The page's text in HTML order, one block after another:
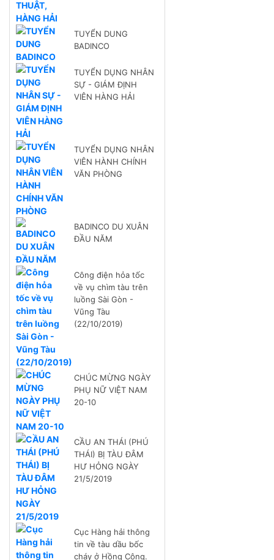
TUYỂN DUNG
BADINCO
TUYỂN DỤNG NHÂN
SỰ - GIÁM ĐỊNH
VIÊN HÀNG HẢI
TUYỂN DỤNG NHÂN
VIÊN HÀNH CHÍNH
VĂN PHÒNG
BADINCO DU XUÂN
ĐẦU NĂM
Công điện hỏa tốc
về vụ chìm tàu trên
luồng Sài Gòn -
Vũng Tàu
(22/10/2019)
CHÚC MỪNG NGÀY
PHỤ NỮ VIỆT NAM
20-10
CẦU AN THÁI (PHÚ
THÁI) BỊ TÀU ĐÂM
HƯ HỎNG NGÀY
21/5/2019
Cục Hàng hải thông
tin về tàu dầu bốc
cháy ở Hồng Công.